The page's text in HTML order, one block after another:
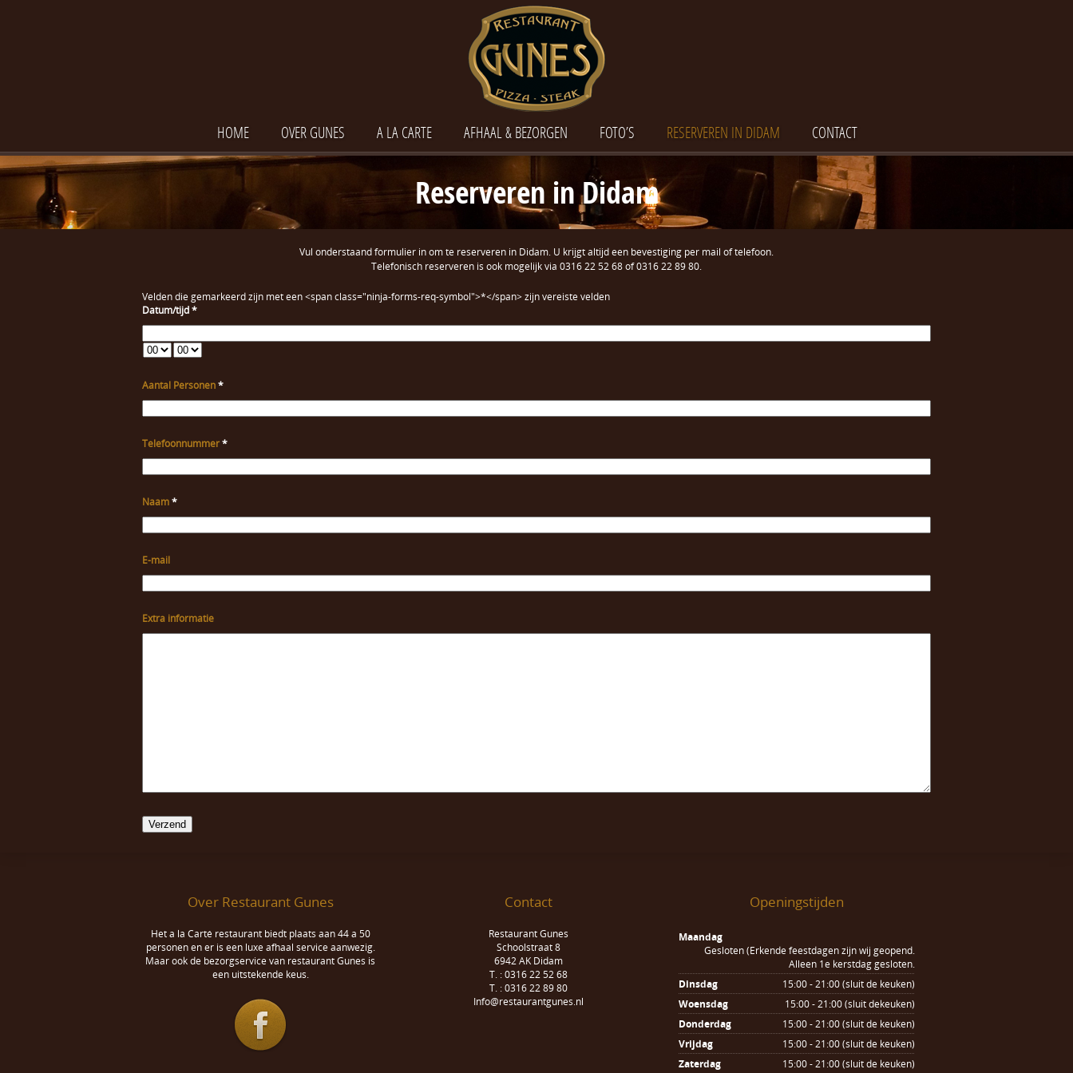
HOME OVER GUNES A LA CARTE AFHAAL & BEZORGEN FOTO’S RESERVEREN IN DIDAM CONTACT
Reserveren in Didam
Vul onderstaand formulier in om te reserveren in Didam. U krijgt altijd een bevestiging per mail of telefoon.
Telefonisch reserveren is ook mogelijk via 0316 22 52 68 of 0316 22 89 80.
Velden die gemarkeerd zijn met een <span class="ninja-forms-req-symbol">*</span> zijn vereiste velden
Datum/tijd*
Aantal Personen*
Telefoonnummer*
Naam*
E-mail
Extra informatie
Over Restaurant Gunes
Het a la Carté restaurant biedt plaats aan 44 a 50
personen en er is een luxe afhaal service aanwezig.
Maar ook de bezorgservice van restaurant Gunes is
een uitstekende keus.
Contact
Restaurant Gunes
Schoolstraat 8
6942 AK Didam
T. : 0316 22 52 68
T. : 0316 22 89 80
Info@restaurantgunes.nl
Openingstijden
Maandag
Gesloten (Erkende feestdagen zijn wij geopend.
Alleen 1e kerstdag gesloten.
Dinsdag
15:00 - 21:00 (sluit de keuken)
Woensdag
15:00 - 21:00 (sluit dekeuken)
Donderdag
15:00 - 21:00 (sluit de keuken)
Vrijdag
15:00 - 21:00 (sluit de keuken)
Zaterdag
15:00 - 21:00 (sluit de keuken)